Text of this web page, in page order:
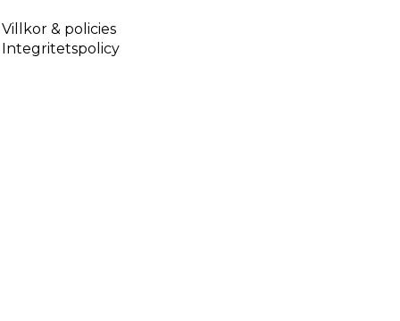
Villkor & policies
Integritetspolicy